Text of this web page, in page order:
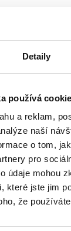
Detaily
používá
a reklam,
naší
o tom,
pro
údaje mohou
které jste jim
že